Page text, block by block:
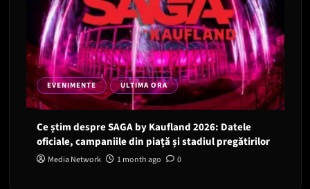
EVENIMENTE ULTIMA ORA
Ce știm despre SAGA by Kaufland 2026: Datele
oficiale, campaniile din piață și stadiul pregătirilor
Media Network 1 month ago 0